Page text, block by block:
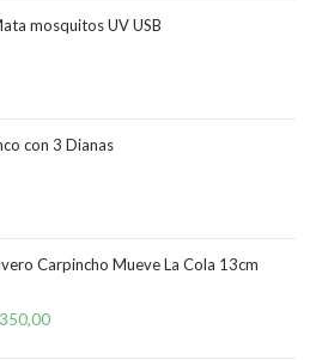
mosquitos UV USB
con 3 Dianas
Carpincho Mueve La Cola 13cm
350,00El